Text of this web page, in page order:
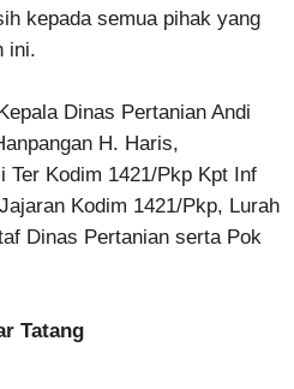
kepada semua pihak yang
ini.
Dinas Pertanian Andi
H. Haris,
Ter Kodim 1421/Pkp Kpt Inf
Kodim 1421/Pkp, Lurah
Dinas Pertanian serta Pok
Tatang